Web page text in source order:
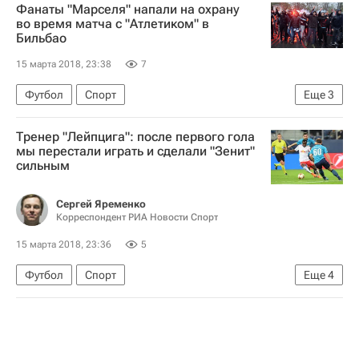
Спортинг (Лиссабон)
Виктория (Пльзень)
Родриго Батталья
Марек Бакош
Фанаты "Марселя" напали на охрану
во время матча с "Атлетиком" в
Бильбао
15 марта 2018, 23:38 7
Еще3
Футбол
Спорт
Лига Европы УЕФА 2026-2027
Атлетик (Бильбао)
Олимпик (Марсель)
Тренер "Лейпцига": после первого гола
мы перестали играть и сделали "Зенит"
сильным
Сергей Яременко
Корреспондент РИА Новости Спорт
15 марта 2018, 23:36 5
Еще4
Футбол
Спорт
Лига Европы УЕФА 2026-2027
Зенит